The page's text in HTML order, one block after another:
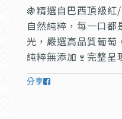
🍇精選自巴西頂級
自然純粹，每一口
光，嚴選高品質葡萄
純粹無添加🍷完整呈
分享